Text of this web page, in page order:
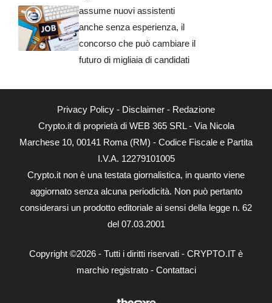
assume nuovi assistenti
anche senza esperienza, il
concorso che può cambiare il
futuro di migliaia di candidati
Privacy Policy - Disclaimer - Redazione
Crypto.it di proprietà di WEB 365 SRL - Via Nicola
Marchese 10, 00141 Roma (RM) - Codice Fiscale e Partita
I.V.A. 12279101005
Crypto.it non è una testata giornalistica, in quanto viene
aggiornato senza alcuna periodicità. Non può pertanto
considerarsi un prodotto editoriale ai sensi della legge n. 62
del 07.03.2001
Copyright ©2026 - Tutti i diritti riservati - CRYPTO.IT è
marchio registrato - Contattaci